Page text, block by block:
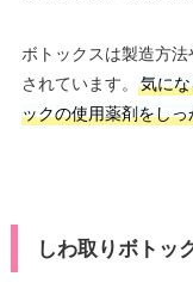
ボトックスは製造方
されています。
気に
ックの使用薬剤をしっ
しわ取りボトッ